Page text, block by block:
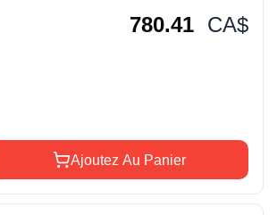
780.41 CA$
Ajoutez Au Panier